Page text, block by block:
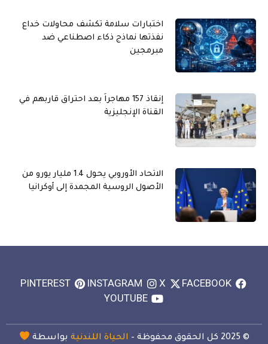
اختبارات سلامة تكشف محاولات خداع
نفذتها نماذج ذكاء اصطناعي ضد
مبرمجين
إنقاذ 157 مهاجراً بعد احتراق قاربهم في
القناة الإنجليزية
الاتحاد الأوروبي يحول 1.4 مليار يورو من
الأصول الروسية المجمدة إلى أوكرانيا
FACEBOOK
X
INSTAGRAM
PINTEREST
YOUTUBE
© 2025 كل الحقوق محفوظة – الحياة اللندنية بواسطة